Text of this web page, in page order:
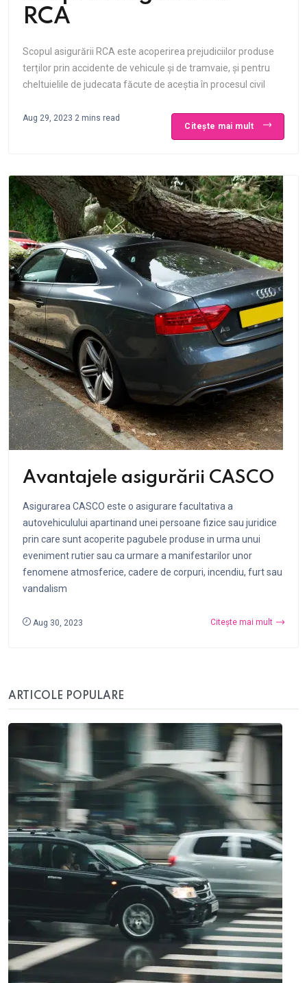
RCA
Scopul asigurării RCA este acoperirea prejudiciilor produse
terților prin accidente de vehicule și de tramvaie, și pentru
cheltuielile de judecata făcute de aceștia în procesul civil
Aug 29, 2023 2 mins read
Citește mai mult
Avantajele asigurării CASCO
Asigurarea CASCO este o asigurare facultativa a
autovehiculului apartinand unei persoane fizice sau juridice
prin care sunt acoperite pagubele produse in urma unui
eveniment rutier sau ca urmare a manifestarilor unor
fenomene atmosferice, cadere de corpuri, incendiu, furt sau
vandalism
Aug 30, 2023 Citește mai mult
ARTICOLE POPULARE